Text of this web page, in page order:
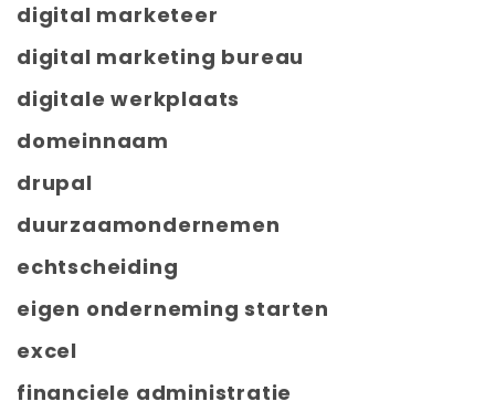
digital marketeer
digital marketing bureau
digitale werkplaats
domeinnaam
drupal
duurzaamondernemen
echtscheiding
eigen onderneming starten
excel
financiele administratie